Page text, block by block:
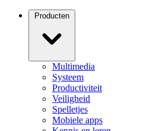
Producten
Multimedia
Systeem
Productiviteit
Veiligheid
Spelletjes
Mobiele apps